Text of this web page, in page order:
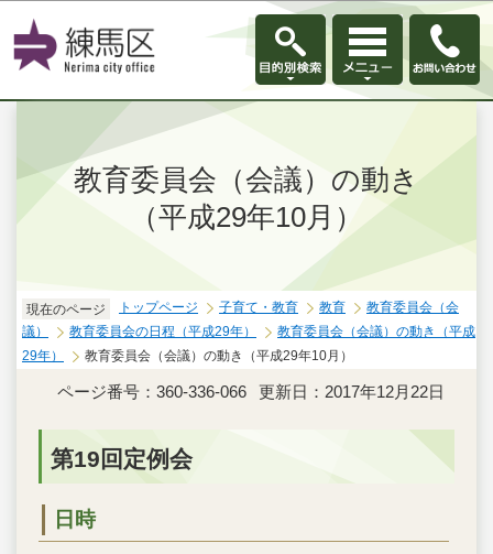
このページの本文へ移動
教育委員会（会議）の動き
（平成29年10月）
現在のページ トップページ 子育て・教育 教育
教育委員会（会
議）
教育委員会の日程（平成29年）
教育委員会（会議）の動き（平成
29年）
教育委員会（会議）の動き（平成29年10月）
ページ番号：360-336-066 更新日：2017年12月22日
第19回定例会
日時